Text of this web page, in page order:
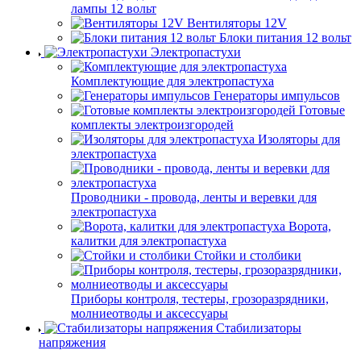
лампы 12 вольт
Вентиляторы 12V
Блоки питания 12 вольт
Электропастухи
Комплектующие для электропастуха
Генераторы импульсов
Готовые
комплекты электроизгородей
Изоляторы для
электропастуха
Проводники - провода, ленты и веревки для
электропастуха
Ворота,
калитки для электропастуха
Стойки и столбики
Приборы контроля, тестеры, грозоразрядники,
молниеотводы и аксессуары
Стабилизаторы
напряжения